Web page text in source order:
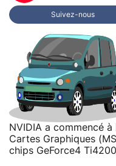
Suivez-nous
NVIDIA a commencé
Cartes Graphiques
chips GeForce4